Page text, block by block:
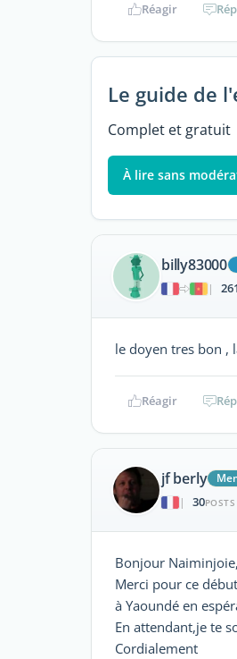
Réagir
Le guide de
Complet et gratuit
À lire sans
billy83000
|
261
le doyen tres bon ,
Réagir
jf berly
|
30POSTS
Bonjour Naiminjoie,
Merci pour ce
à Yaoundé en
En attendant,je te
Cordialement